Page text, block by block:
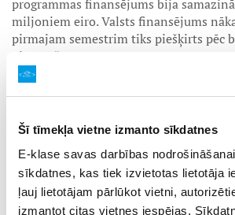
Šī tīmekļa vietne izmanto sīkdatnes
E-klase savas darbības
sīkdatnes, kas tiek izvietotas lietotāja
ļauj lietotājam pārlūkot vietni,
izmantot citas vietnes iespējas.
programmas finansējums bija
miljoniem eiro. Valsts finansējums
pirmajam semestrim tiks piešķirts pēc
pieņemšanas.
Valsts finansējums kultūras norišu
īsteno pamata un vidējās vispārējas un
speciālās izglītības programmas. Tas
kultūras norises pakalpojuma
ieejas maksu, biļešu izdevumus,
norisēm un transporta izdevumus.